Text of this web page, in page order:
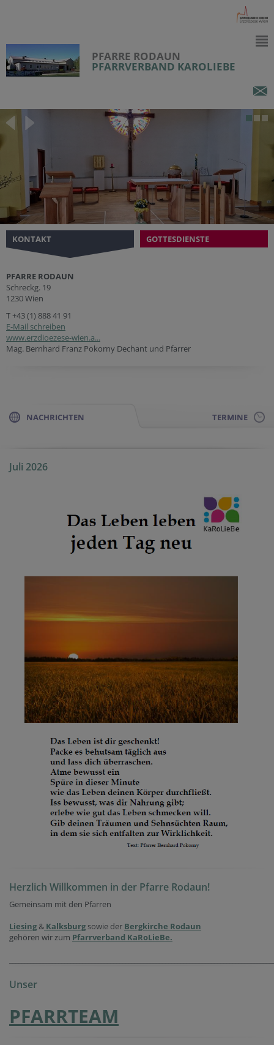
PFARRE RODAUN
PFARRVERBAND KAROLIEBE
KONTAKT GOTTESDIENSTE
PFARRE RODAUN
Schreckg. 19
1230 Wien
T+43 (1) 888 41 91
E-Mail schreiben
www.erzdioezese-wien.a...
Mag. Bernhard Franz Pokorny Dechant und Pfarrer
NACHRICHTEN TERMINE
Juli 2026
Herzlich Willkommen in der Pfarre Rodaun!
Gemeinsam mit den Pfarren
Liesing & Kalksburg sowie der Bergkirche Rodaun
gehören wir zum Pfarrverband KaRoLieBe.
Unser
PFARRTEAM